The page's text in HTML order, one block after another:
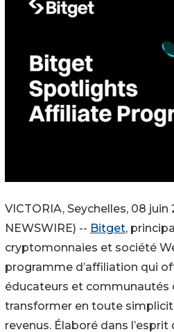
VICTORIA, Seychelles, 08 juin
NEWSWIRE) -- Bitget,
cryptomonnaies et société
programme d’affiliation qui
éducateurs et communautés
transformer en toute
revenus. Élaboré dans